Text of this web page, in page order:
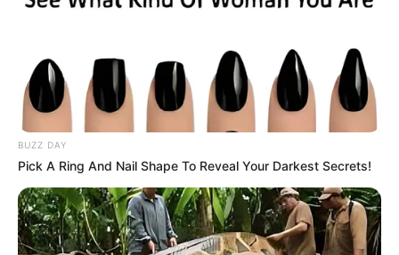
Im einst zweitgrößten Sielhafen
Deutsche Sielhafenmuseum mit dem
Museumshafen und Ausstellungen zur Geschichte der
Sielhäfen besichtigen.
Hooksiel und weitere sehenswerte
Sielhäfen der ostfriesischen Nordseeküste,
die durch ihre Lage am Wattenmeer eine
Besonderheit darstellen.
BUZZ DAY
Pick A Ring And Nail Shape To Reveal Your Darkest Secrets!